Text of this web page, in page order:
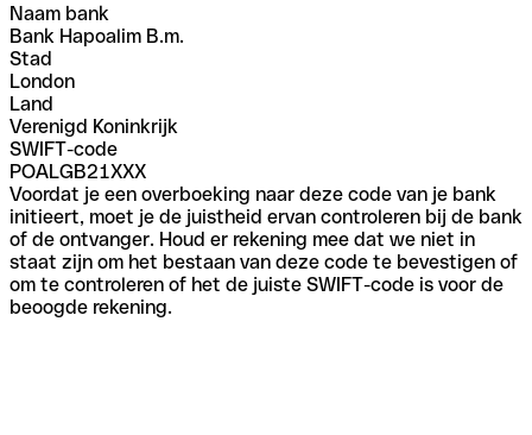
Naam bank
Bank Hapoalim B.m.
Stad
London
Land
Verenigd Koninkrijk
SWIFT-code
POALGB21XXX
Voordat je een overboeking naar deze code van je bank
initieert, moet je de juistheid ervan controleren bij de bank
of de ontvanger. Houd er rekening mee dat we niet in
staat zijn om het bestaan van deze code te bevestigen of
om te controleren of het de juiste SWIFT-code is voor de
beoogde rekening.